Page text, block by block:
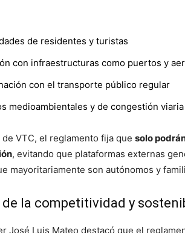
de residentes y turistas
con infraestructuras como puertos y
con el transporte público regular
medioambientales y de congestión viaria
de VTC, el reglamento fija que solo
, evitando que plataformas externas
mayoritariamente son autónomos y
la competitividad y
José Luis Mateo destacó que el